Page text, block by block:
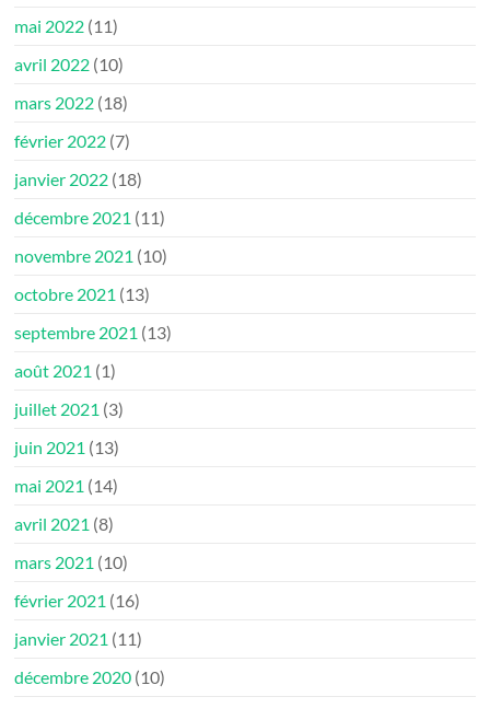
mai 2022 (11)
avril 2022 (10)
mars 2022 (18)
février 2022 (7)
janvier 2022 (18)
décembre 2021 (11)
novembre 2021 (10)
octobre 2021 (13)
septembre 2021 (13)
août 2021 (1)
juillet 2021 (3)
juin 2021 (13)
mai 2021 (14)
avril 2021 (8)
mars 2021 (10)
février 2021 (16)
janvier 2021 (11)
décembre 2020 (10)